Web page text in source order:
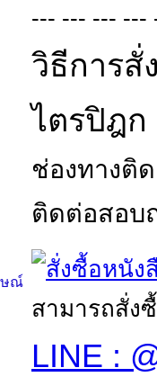
--- --- --- ---
วิธีการสั่
ไตรปิฎก
ช่องทางติ
ติดต่อสอบ
สามารถสั่ง
LINE :